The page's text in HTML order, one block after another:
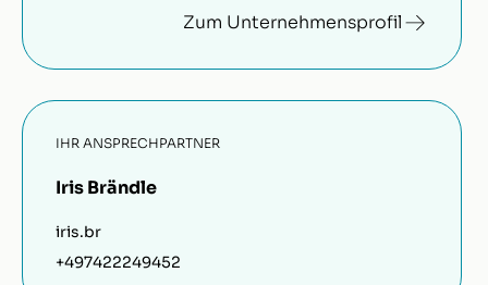
Zum Unternehmensprofil
IHR ANSPRECHPARTNER
Iris Brändle
iris.br
+497422249452